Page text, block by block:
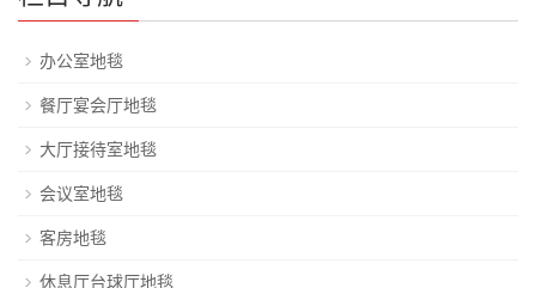
办公室地毯
餐厅宴会厅地毯
大厅接待室地毯
会议室地毯
客房地毯
休息厅台球厅地毯